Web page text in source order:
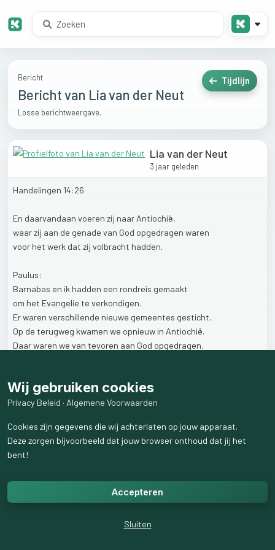
Bericht
Bericht van Lia van der Neut
Losse berichtweergave.
Tijdlijn
Lia van der Neut
3 jaar geleden
Handelingen 14:26
En daarvandaan voeren zij naar Antiochië,
waarzij aan de genade van God opgedragen waren
voor het werk dat zij volbracht hadden.
Paulus:
Barnabas en ik hadden een rondreis gemaakt
om het Evangelie te verkondigen.
Erwaren verschillende nieuwe gemeentes gesticht.
Op de terugweg kwamen we opnieuw in Antiochië.
Daarwaren we van tevoren aan God opgedragen.
Nukondenwevertellenwaterallemaal
reactie
Wij gebruiken cookies
Privacy Beleid · Algemene Voorwaarden
Cookies zijn gegevens die wij achterlaten op jouw apparaat.
Deze zorgen bijvoorbeeld dat jouw browser onthoud dat jij het
bent!
Accepteren
Sluiten